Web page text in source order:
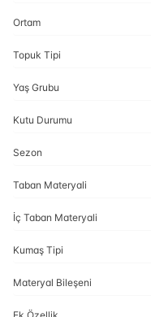
Ortam
Topuk Tipi
Yaş Grubu
Kutu Durumu
Sezon
Taban Materyali
İç Taban Materyali
Kumaş Tipi
Materyal Bileşeni